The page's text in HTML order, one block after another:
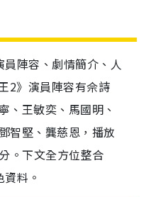
員陣容、劇情簡介、人
2》演員陣容有佘詩
、王敏奕、馬國明、
智堅、龔慈恩，播放
。下文全方位整合
料。